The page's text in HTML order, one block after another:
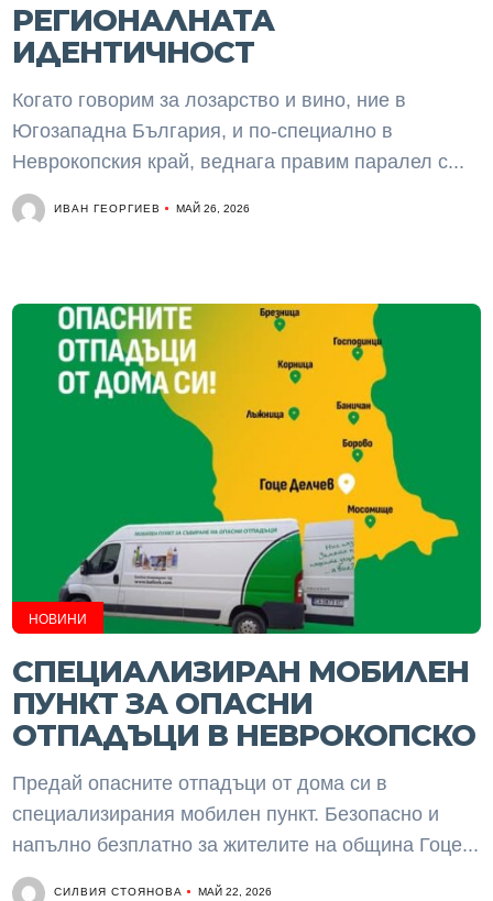
РЕГИОНАЛНАТА
ИДЕНТИЧНОСТ
Когато говорим за лозарство и вино, ние в
Югозападна България, и по-специално в
Неврокопския край, веднага правим паралел с...
ИВАН ГЕОРГИЕВ МАЙ 26, 2026
НОВИНИ
СПЕЦИАЛИЗИРАН МОБИЛЕН
ПУНКТ ЗА ОПАСНИ
ОТПАДЪЦИ В НЕВРОКОПСКО
Предай опасните отпадъци от дома си в
специализирания мобилен пункт. Безопасно и
напълно безплатно за жителите на община Гоце...
СИЛВИЯ СТОЯНОВА МАЙ 22, 2026